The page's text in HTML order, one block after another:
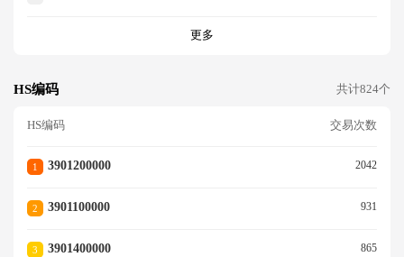
更多
HS编码 共计824个
HS编码 交易次数
1 3901200000 2042
2 3901100000 931
3 3901400000 865